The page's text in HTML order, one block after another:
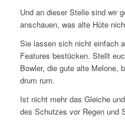
Und an dieser Stelle sind wir
anschauen, was alte Hüte
Sie lassen sich nicht einfach
Features bestücken. Stellt
Bowler, die gute alte Melone,
drum rum.
Ist nicht mehr das Gleiche
des Schutzes vor Regen und